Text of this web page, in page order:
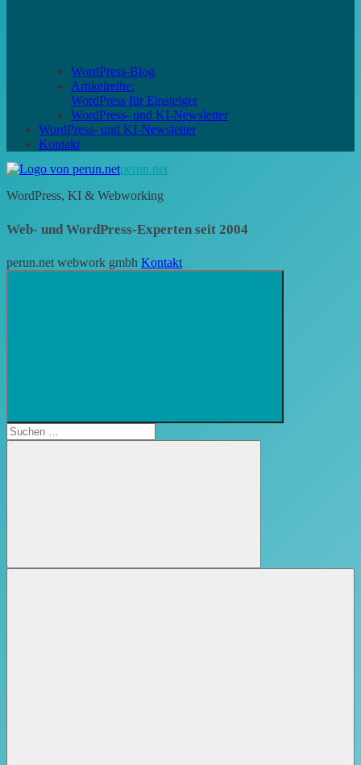
WordPress-Blog
Artikelreihe:
WordPress für Einsteiger
WordPress- und KI-Newsletter
WordPress- und KI-Newsletter
Kontakt
perun.net
WordPress, KI & Webworking
Web- und WordPress-Experten seit 2004
perun.net webwork gmbh Kontakt
öffnen
Suchen
nach:
Suchen